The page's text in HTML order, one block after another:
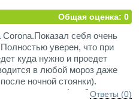
Общая оценка: 0
себя очень
уверен, что при
куда нужно и проедет
в любой мороз даже
ночной стоянки).
длинноходная(пробоев не
Ответы (0)